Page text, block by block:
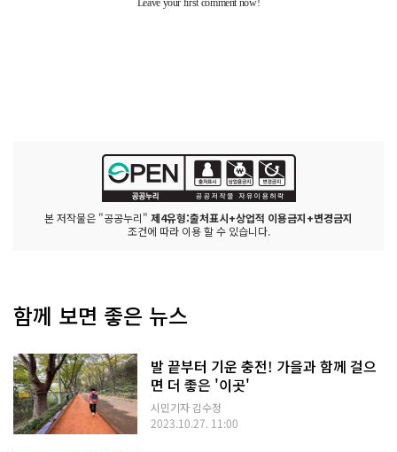
본 저작물은 "공공누리" 제4유형:출처표시+상업적 이용금지+변경금지
조건에 따라 이용 할 수 있습니다.
함께 보면 좋은 뉴스
발 끝부터 기운 충전! 가을과 함께 걸으
면 더 좋은 '이곳'
시민기자 김수정
2023.10.27. 11:00